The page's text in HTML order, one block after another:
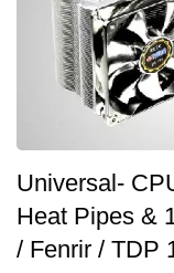
Universal-
Heat Pipes &
/ Fenrir / TDP